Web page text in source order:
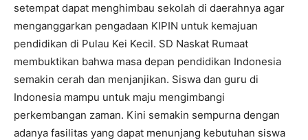
setempat dapat menghimbau sekolah di daerahnya agar
menganggarkan pengadaan KIPIN untuk kemajuan
pendidikan di Pulau Kei Kecil. SD Naskat Rumaat
membuktikan bahwa masa depan pendidikan Indonesia
semakin cerah dan menjanjikan. Siswa dan guru di
Indonesia mampu untuk maju mengimbangi
perkembangan zaman. Kini semakin sempurna dengan
adanya fasilitas yang dapat menunjang kebutuhan siswa